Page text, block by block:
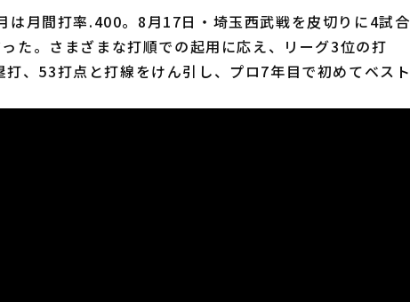
は月間打率.400。8月17日・埼玉西武戦を皮切りに4試合
た。さまざまな打順での起用に応え、リーグ3位の打
、53打点と打線をけん引し、プロ7年目で初めてベスト